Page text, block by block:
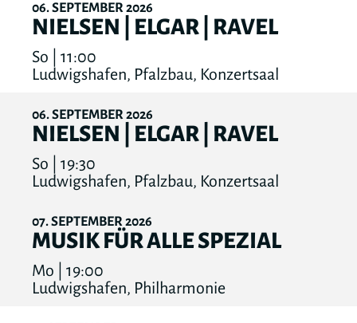
06 SEPTEMBER2026
NIELSEN | ELGAR | RAVEL
So | 11:00
Ludwigshafen, Pfalzbau, Konzertsaal
06 SEPTEMBER2026
NIELSEN | ELGAR | RAVEL
So | 19:30
Ludwigshafen, Pfalzbau, Konzertsaal
07 SEPTEMBER2026
MUSIK FÜR ALLE SPEZIAL
Mo | 19:00
Ludwigshafen, Philharmonie